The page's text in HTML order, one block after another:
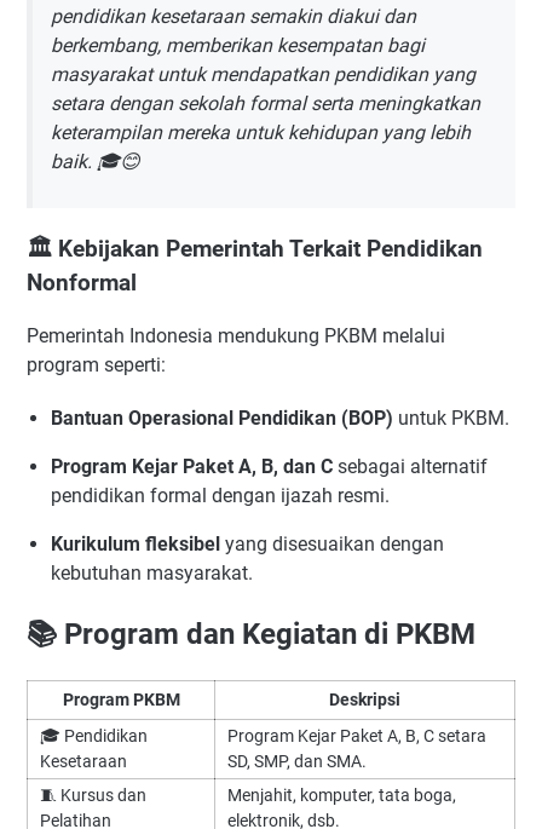
pendidikan kesetaraan semakin diakui dan
berkembang, memberikan kesempatan bagi
masyarakat untuk mendapatkan pendidikan yang
setara dengan sekolah formal serta meningkatkan
keterampilan mereka untuk kehidupan yang lebih
baik. 🎓😊
🏛️ Kebijakan Pemerintah Terkait Pendidikan
Nonformal
Pemerintah Indonesia mendukung PKBM melalui
program seperti:
Bantuan Operasional Pendidikan (BOP) untuk PKBM.
Program Kejar Paket A, B, dan C sebagai alternatif
pendidikan formal dengan ijazah resmi.
Kurikulum fleksibel yang disesuaikan dengan
kebutuhan masyarakat.
📚 Program dan Kegiatan di PKBM
Program PKBM
Deskripsi
🎓 Pendidikan
Kesetaraan
Program Kejar Paket A, B, C setara
SD, SMP, dan SMA.
🧵 Kursus dan
Pelatihan
Menjahit, komputer, tata boga,
elektronik, dsb.